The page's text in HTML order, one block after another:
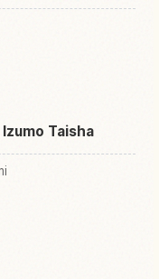
Taisha